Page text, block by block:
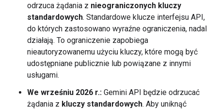
odrzuca żądania z nieograniczonych kluczy
standardowych. Standardowe klucze interfejsu API,
do których zastosowano wyraźne ograniczenia, nadal
działają. To ograniczenie zapobiega
nieautoryzowanemu użyciu kluczy, które mogą być
udostępniane publicznie lub powiązane z innymi
usługami.
We wrześniu 2026 r.: Gemini API będzie odrzucać
żądania z kluczy standardowych. Aby uniknąć